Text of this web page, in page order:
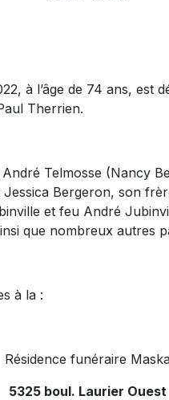
à l’âge de 74 ans, est
Therrien.
Telmosse (Nancy
Bergeron, son
et feu André
que nombreux autres
à la :
Résidence funéraire
5325 boul. Laurier Ouest